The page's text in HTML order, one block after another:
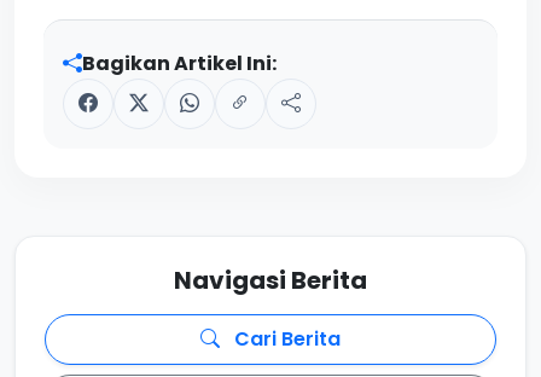
Bagikan Artikel Ini:
Navigasi Berita
Cari Berita